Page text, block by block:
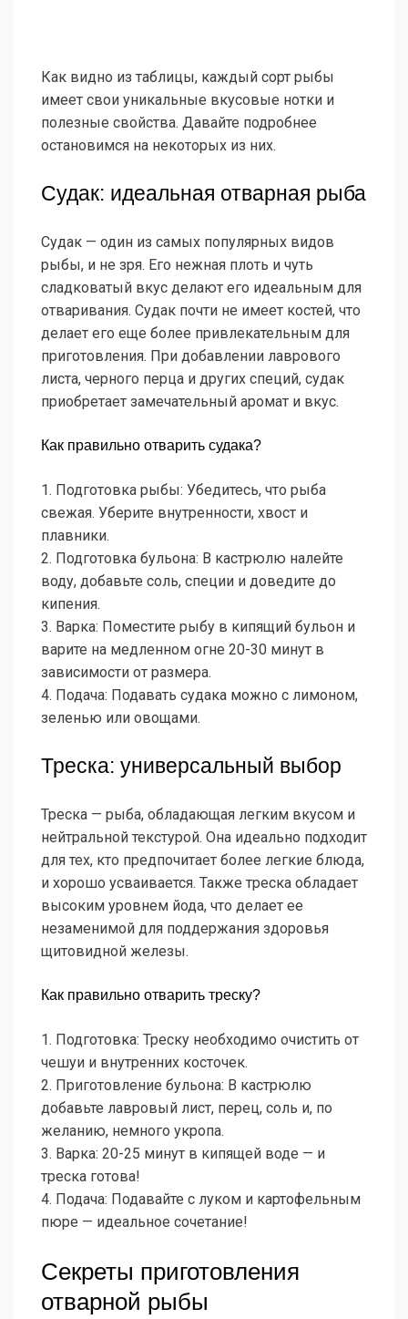
Как видно из таблицы, каждый сорт рыбы
имеет свои уникальные вкусовые нотки и
полезные свойства. Давайте подробнее
остановимся на некоторых из них.
Судак: идеальная отварная рыба
Судак — один из самых популярных видов
рыбы, и не зря. Его нежная плоть и чуть
сладковатый вкус делают его идеальным для
отваривания. Судак почти не имеет костей, что
делает его еще более привлекательным для
приготовления. При добавлении лаврового
листа, черного перца и других специй, судак
приобретает замечательный аромат и вкус.
Как правильно отварить судака?
1. Подготовка рыбы: Убедитесь, что рыба
свежая. Уберите внутренности, хвост и
плавники.
2. Подготовка бульона: В кастрюлю налейте
воду, добавьте соль, специи и доведите до
кипения.
3. Варка: Поместите рыбу в кипящий бульон и
варите на медленном огне 20-30 минут в
зависимости от размера.
4. Подача: Подавать судака можно с лимоном,
зеленью или овощами.
Треска: универсальный выбор
Треска — рыба, обладающая легким вкусом и
нейтральной текстурой. Она идеально подходит
для тех, кто предпочитает более легкие блюда,
и хорошо усваивается. Также треска обладает
высоким уровнем йода, что делает ее
незаменимой для поддержания здоровья
щитовидной железы.
Как правильно отварить треску?
1. Подготовка: Треску необходимо очистить от
чешуи и внутренних косточек.
2. Приготовление бульона: В кастрюлю
добавьте лавровый лист, перец, соль и, по
желанию, немного укропа.
3. Варка: 20-25 минут в кипящей воде — и
треска готова!
4. Подача: Подавайте с луком и картофельным
пюре — идеальное сочетание!
Секреты приготовления
отварной рыбы